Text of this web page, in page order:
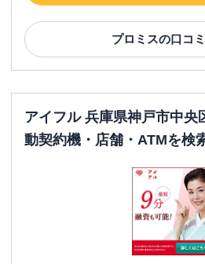
営業時間
平日：9:00-21:00
土曜：9:00-
日祝：9:00-
ATM営業時間
土曜：-
兵庫県神戸市
三慶ビル2階
プロミスの口コ
アイフル 兵庫県神戸市中央
動契約機・店舗・ATMを検